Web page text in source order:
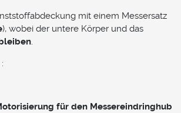
mit einem Messersatz
), wobei der untere Körper und das
für den Messereindringhub